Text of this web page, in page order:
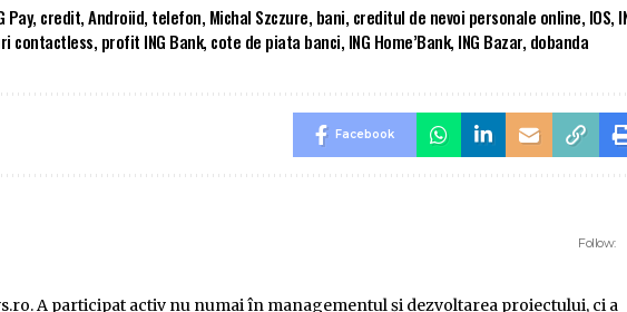
Pay, credit,Androiid, telefon, Michal Szczure, bani, creditul de nevoi personale online, IOS,
contactless, profit ING Bank, cote de piata banci, ING Home’Bank, ING Bazar, dobanda
Facebook
Follow:
A participat activ nu numai în managementul şi dezvoltarea proiectului, ci a